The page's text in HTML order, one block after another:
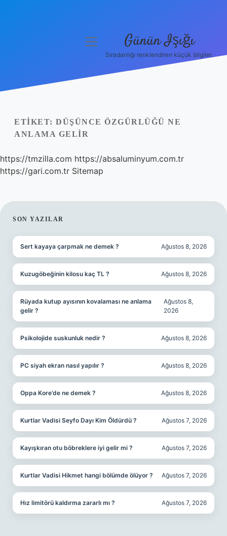
Yasal Uyarı
menüyü
Günün Işığı
Sıradanlığı renklendiren küçük bilgiler.
ETIKET: DÜŞÜNCE ÖZGÜRLÜĞÜ NE
ANLAMA GELIR
https://tmzilla.com https://absaluminyum.com.tr
https://gari.com.tr Sitemap
SIDEBAR
SON YAZILAR
Sert kayaya çarpmak ne demek ? Ağustos 8, 2026
Kuzugöbeğinin kilosu kaç TL ? Ağustos 8, 2026
Rüyada kutup ayısının kovalaması ne anlama
gelir ?
Ağustos 8,
2026
Psikolojide suskunluk nedir ? Ağustos 8, 2026
PC siyah ekran nasıl yapılır ? Ağustos 8, 2026
Oppa Kore’de ne demek ? Ağustos 8, 2026
Kurtlar Vadisi Seyfo Dayı Kim Öldürdü ? Ağustos 7, 2026
Kayışkıran otu böbreklere iyi gelir mi ? Ağustos 7, 2026
Kurtlar Vadisi Hikmet hangi bölümde ölüyor ? Ağustos 7, 2026
Hız limitörü kaldırma zararlı mı ? Ağustos 7, 2026